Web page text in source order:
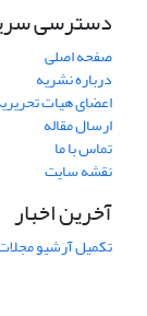
دسترسی
صفحه اصلی
درباره نشریه
اعضای هیات
ارسال مقاله
تماس با ما
نقشه سایت
آخرین اخبار
تکمیل آرشیو